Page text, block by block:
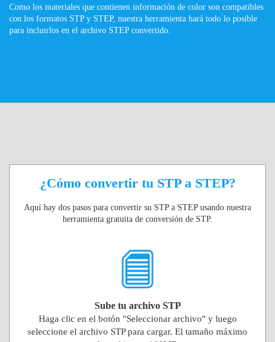
Como los materiales que contienen información de color son compatibles
con los formatos STP y STEP, nuestra herramienta hará todo lo posible
para incluirlos en el archivo STEP convertido.
¿Cómo convertir tu STP a STEP?
Aquí hay dos pasos para convertir su STP a STEP usando nuestra
herramienta gratuita de conversión de STP.
Sube tu archivo STP
Haga clic en el botón "Seleccionar archivo" y luego
seleccione el archivo STP para cargar. El tamaño máximo